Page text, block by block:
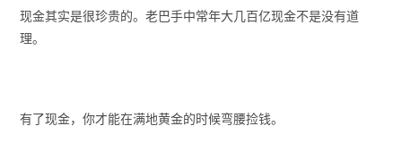
现金其实是很珍贵的。老巴手中常年大几百亿现金不是没有道
理。
有了现金，你才能在满地黄金的时候弯腰捡钱。